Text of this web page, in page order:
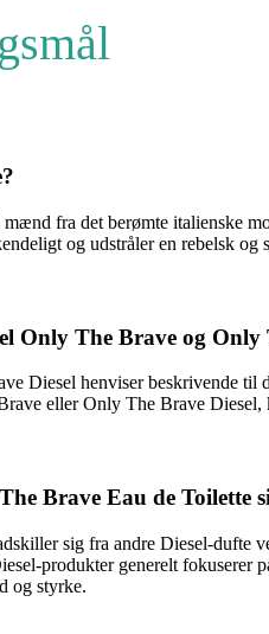
fra det berømte italienske
og udstråler en rebelsk
Only The Brave og Only
Diesel henviser beskrivende til
eller Only The Brave
Brave Eau de Toilette
sig fra andre Diesel-dufte
produkter generelt
og styrke.